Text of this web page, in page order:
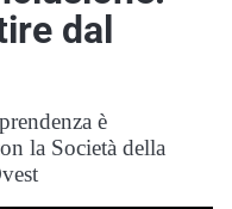
dal
è
la Società della